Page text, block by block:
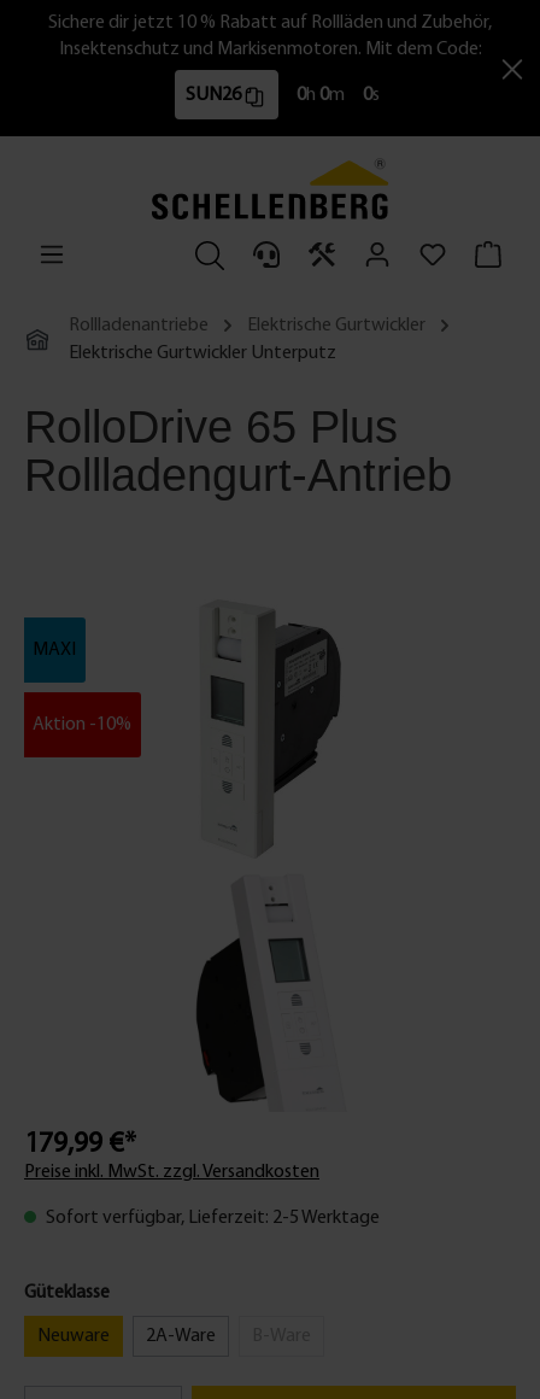
Sichere dir jetzt 10 % Rabatt auf Rollläden und Zubehör,
Insektenschutz und Markisenmotoren. Mit dem Code:
SUN26 0h 0m 0s
Rollladenantriebe
Elektrische Gurtwickler
Elektrische Gurtwickler Unterputz
RolloDrive 65 Plus
Rollladengurt-Antrieb
MAXI
Aktion -10%
179,99 €*
Preise inkl. MwSt. zzgl. Versandkosten
Sofort verfügbar, Lieferzeit: 2-5 Werktage
Güteklasse
Neuware 2A-Ware